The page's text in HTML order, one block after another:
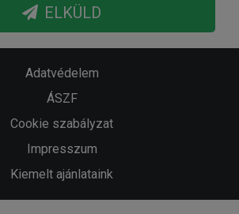
ELKÜLD
Adatvédelem
ÁSZF
Cookie szabályzat
Impresszum
Kiemelt ajánlataink